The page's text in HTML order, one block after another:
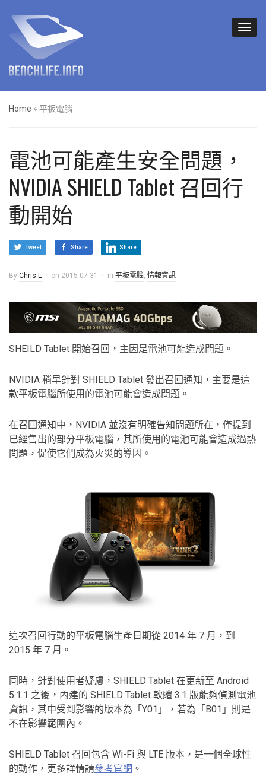
Home » 平板電腦
電池可能產生安全問題，
NVIDIA SHIELD Tablet 召回行
動開始
Tweet Share Share
By Chris.L on 2015-07-31 in 平板電腦, 情報資訊
SHEILD Tablet 開始召回，主因是電池可能造成問題。
NVIDIA 稍早針對 SHIELD Tablet 發出召回通知，主要是這
款平板電腦所使用的電池可能會造成問題。
在召回通知中，NVIDIA 並沒有明確告知問題所在，僅提到
已經售出的部分平板電腦，其所使用的電池可能會造成過熱
問題，促使它們成為火災的導因。
這次召回行動的平板電腦生產日期從 2014 年 7 月，到
2015 年 7 月。
同時，針對使用者疑慮，SHIELD Tablet 在更新至 Android
5.1.1 之後，內建的 SHIELD Tablet 軟體 3.1 版能夠偵測電池
資訊，其中受到影響的版本為「Y01」，若為「B01」則是
不在影響範圍內。
SHIELD Tablet 召回包含 Wi-Fi 與 LTE 版本，是一個全球性
的動作，更多詳情請參考官網 。